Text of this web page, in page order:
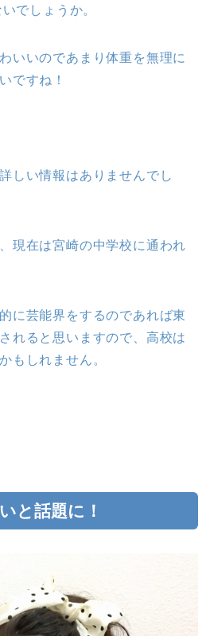
でしょうか。
いいのであまり体重を無理に
ですね！
しい情報はありませんでし
現在は宮崎の中学校に通われ
に芸能界をするのであれば東
れると思いますので、高校は
もしれません。
と話題に！